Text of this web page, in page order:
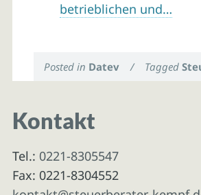
betrieblichen und…
Posted in Datev / Tagged
Kontakt
Tel.: 0221-8305547
Fax: 0221-8304552